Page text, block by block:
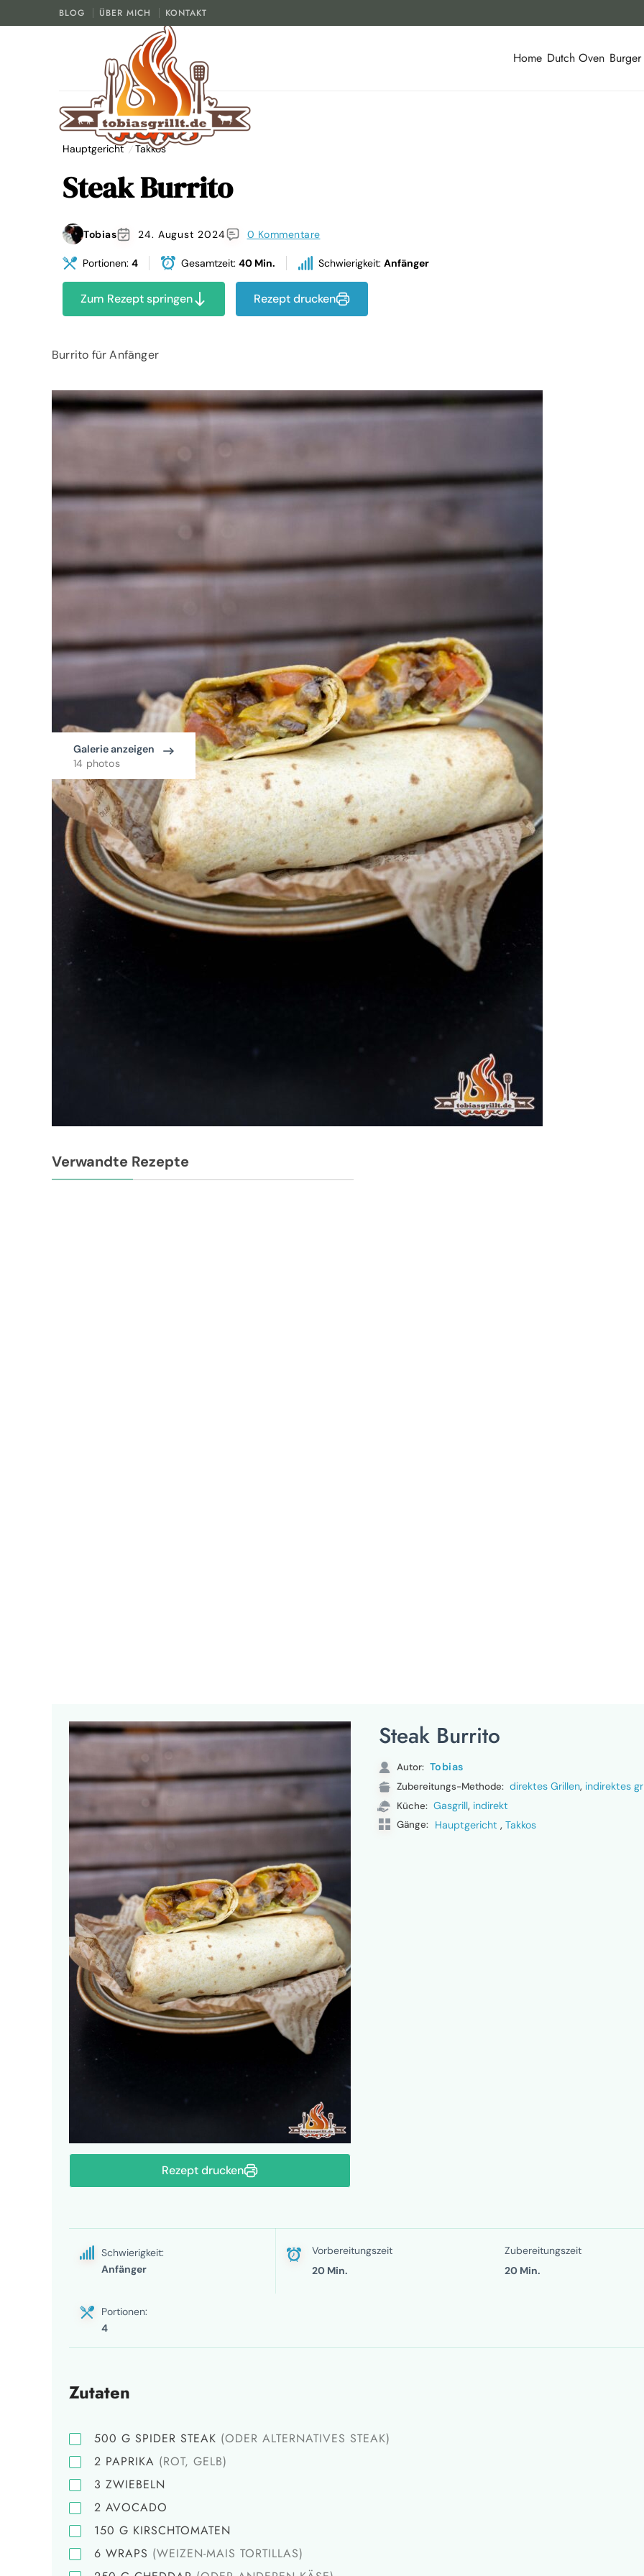
BLOG ÜBER MICH KONTAKT
tobiasgrillt.de
Der Grill und BBQ Blog
Home Dutch Oven Burger
Hauptgericht Takkos
Steak Burrito
Tobias 24. August 2024 0 Kommentare
Portionen: 4 Gesamtzeit: 40 Min. Schwierigkeit: Anfänger
Zum Rezept springen Rezept drucken
Burrito für Anfänger
Galerie anzeigen
14 photos
Verwandte Rezepte
Rezept drucken
Steak Burrito
Autor: Tobias
Zubereitungs-Methode: direktes Grillen, indirektes
Küche: Gasgrill, indirekt
Gänge: Hauptgericht , Takkos
Schwierigkeit:
Anfänger
Vorbereitungszeit
20 Min.
Zubereitungszeit
20 Min.
Portionen:
4
Zutaten
500 G SPIDER STEAK (ODER ALTERNATIVES STEAK)
2 PAPRIKA (ROT, GELB)
3 ZWIEBELN
2 AVOCADO
150 G KIRSCHTOMATEN
6 WRAPS (WEIZEN-MAIS TORTILLAS)